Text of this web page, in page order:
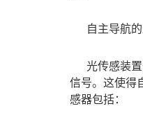
自主导航的
光传感装置
信号。这使得
感器包括：